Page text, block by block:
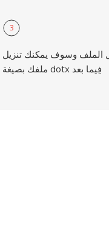
3
الملف وسوف يمكنك تنزيل
ملفك بصيغة dotx فِيما بعد